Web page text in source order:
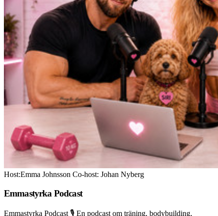
Host:Emma Johnsson Co-host: Johan Nyberg
Emmastyrka Podcast
Emmastyrka Podcast 🎙️ En podcast om träning, bodybuilding,